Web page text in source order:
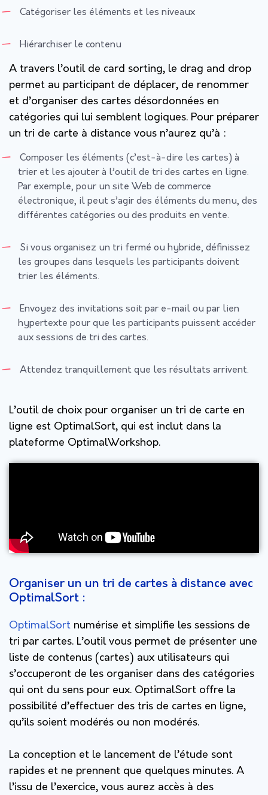
Catégoriser les éléments et les niveaux
Hiérarchiser le contenu
A travers l’outil de card sorting, le drag and drop
permet au participant de déplacer, de renommer
et d’organiser des cartes désordonnées en
catégories qui lui semblent logiques. Pour préparer
un tri de carte à distance vous n’aurez qu’à :
Composer les éléments (c’est-à-dire les cartes) à
trier et les ajouter à l’outil de tri des cartes en ligne.
Par exemple, pour un site Web de commerce
électronique, il peut s’agir des éléments du menu, des
différentes catégories ou des produits en vente.
Si vous organisez un tri fermé ou hybride, définissez
les groupes dans lesquels les participants doivent
trier les éléments.
Envoyez des invitations soit par e-mail ou par lien
hypertexte pour que les participants puissent accéder
aux sessions de tri des cartes.
Attendez tranquillement que les résultats arrivent.
L’outil de choix pour organiser un tri de carte en
ligne est OptimalSort, qui est inclut dans la
plateforme OptimalWorkshop.
Organiser un un tri de cartes à distance avec
OptimalSort :
OptimalSort numérise et simplifie les sessions de
tri par cartes. L’outil vous permet de présenter une
liste de contenus (cartes) aux utilisateurs qui
s’occuperont de les organiser dans des catégories
qui ont du sens pour eux. OptimalSort offre la
possibilité d’effectuer des tris de cartes en ligne,
qu’ils soient modérés ou non modérés.
La conception et le lancement de l’étude sont
rapides et ne prennent que quelques minutes. A
l’issu de l’exercice, vous aurez accès à des